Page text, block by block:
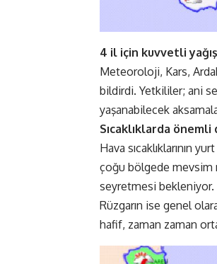
4 il için kuvvetli yağış
Meteoroloji, Kars,
bildirdi. Yetkililer; ani
yaşanabilecek
Sıcaklıklarda
Hava sıcaklıklarının
çoğu bölgede mevsim
seyretmesi bekleniyor.
Rüzgarın ise genel
hafif, zaman zaman